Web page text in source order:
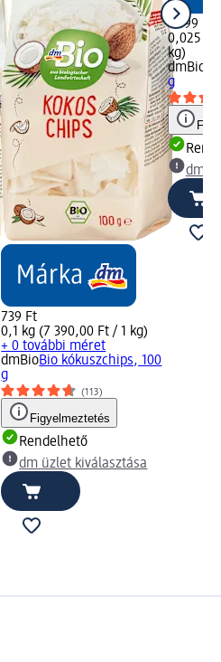
739 Ft
0,1 kg (7 390,00 Ft / 1 kg)
+ 0 további méret
dmBioBio kókuszchips, 100
g
(113)
Figyelmeztetés
Rendelhető
dm üzlet kiválasztása
1 699 Ft
0,025 kg
kg)
dmBio
g
dm